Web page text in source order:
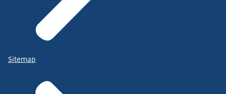
Sitemap